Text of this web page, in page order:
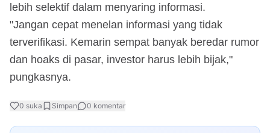
lebih selektif dalam menyaring informasi.
"Jangan cepat menelan informasi yang tidak
terverifikasi. Kemarin sempat banyak beredar rumor
dan hoaks di pasar, investor harus lebih bijak,"
pungkasnya.
0 suka Simpan 0 komentar